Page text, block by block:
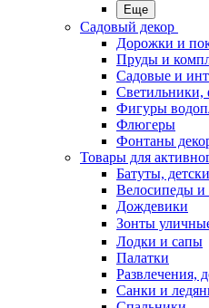
Еще
Садовый декор
Дорожки и
Пруды и
Садовые и
Светильники,
Фигуры
Флюгеры
Фонтаны
Товары для
Батуты,
Велосипеды и
Дождевики
Зонты
Лодки и сапы
Палатки
Развлечения,
Санки и